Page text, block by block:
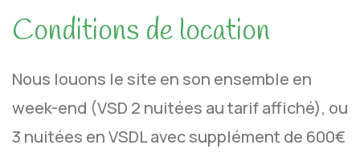
Conditions de location
Nous louons le site en son ensemble en
week-end (VSD 2 nuitées au tarif affiché), ou
3 nuitées en VSDL avec supplément de 600€